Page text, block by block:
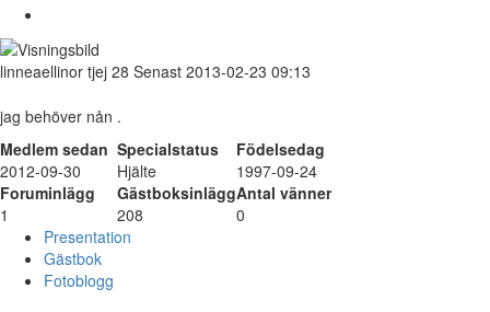
linneaellinor tjej 28 Senast 2013-02-23 09:13
jag behöver nån .
Medlem sedan Specialstatus
Födelsedag
2012-09-30
Hjälte
1997-09-24
Foruminlägg
GästboksinläggAntal vänner
1
208
0
Presentation
Gästbok
Fotoblogg